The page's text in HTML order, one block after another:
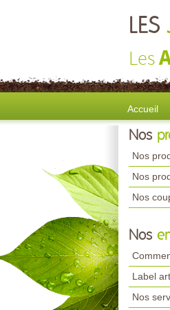
LES
Les
Accueil
Nos
Nos
Nos
Nos
Nos
Label
Nos